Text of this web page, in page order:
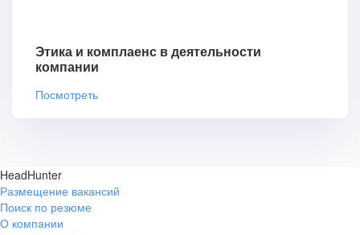
Этика и комплаенс в деятельности
компании
Посмотреть
HeadHunter
Размещение вакансий
Поиск по резюме
О компании